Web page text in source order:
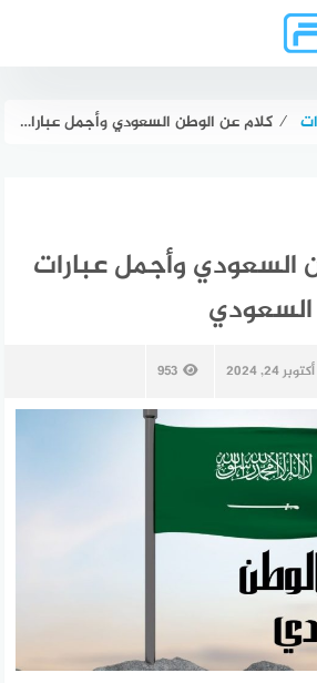
⁄ كلام عن الوطن السعودي وأجمل عبارات اليوم الوطني السعودي
السعودي وأجمل عبارات
السعودي
أكتوبر 24, 2024 953